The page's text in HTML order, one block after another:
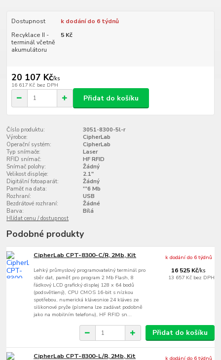
Dostupnost
k dodání do 6 týdnů
Recyklace II -
terminál včetně
akumulátoru
5 Kč
20 107 Kč/ks
16 617 Kč bez DPH
Přidat do košíku
Číslo produktu:
3051-8300-5l-r
Výrobce:
CipherLab
Operační systém:
CipherLab
Typ snímače:
Laser
RFID snímač:
HF RFID
Snímač polohy:
Žádný
Velikost displeje:
2.1"
Digitální fotoaparát:
Žádný
Paměť na data:
'''6 Mb
Rozhraní:
USB
Bezdrátové rozhraní:
Žádné
Barva:
Bílá
Hlídat cenu / dostupnost
Podobné produkty
CipherLab CPT-8300-C/R, 2Mb, Kit
Lehký průmyslový programovatelný terminál pro
sběr dat, paměť pro program 2 Mb Flash, 8
řádkový LCD grafický displej 128 x 64 bodů
(podsvětlený), CPU CMOS 16-bit s nízkou
spotřebou, numerická klávesnice 24 kláves ze
silikonové pryže (písmena lze zadávat podobně
jako na mobilním telefonu), HF RFID sn...
16 525 Kč/ks
13 657 Kč bez DPH
k dodání do 6 týdnů
Přidat do košíku
CipherLab CPT-8300-L/R, 2Mb, Kit k dodání do 6 týdnů